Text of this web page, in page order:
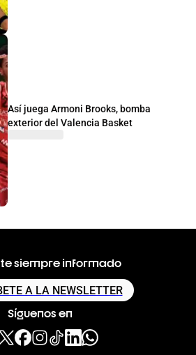
Así juega Armoni Brooks, bomba
exterior del Valencia Basket
siempre informado
A LA NEWSLETTER
Síguenos en